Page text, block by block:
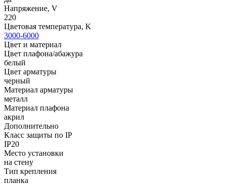
Напряжение, V
220
Цветовая температура, K
3000-6000
Цвет и материал
Цвет плафона/абажура
белый
Цвет арматуры
черный
Материал арматуры
металл
Материал плафона
акрил
Дополнительно
Класс защиты по IP
IP20
Место установки
на стену
Тип крепления
планка